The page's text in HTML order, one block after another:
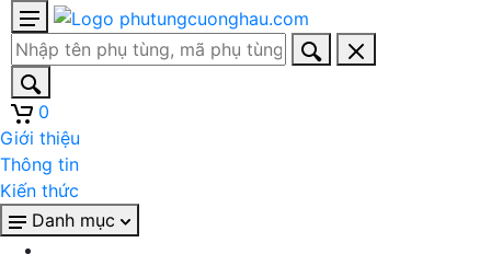
0
Giới thiệu
Thông tin
Kiến thức
Danh mục